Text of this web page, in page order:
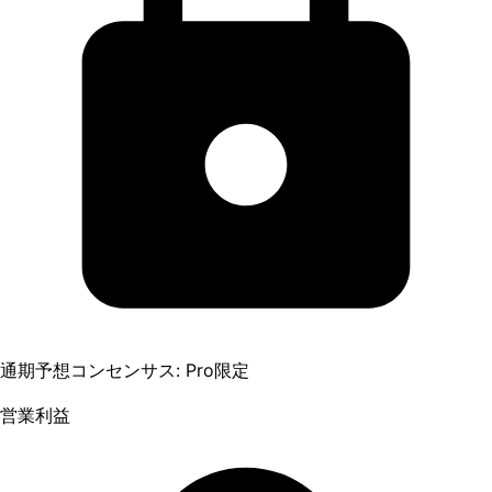
通期予想コンセンサス: Pro限定
営業利益